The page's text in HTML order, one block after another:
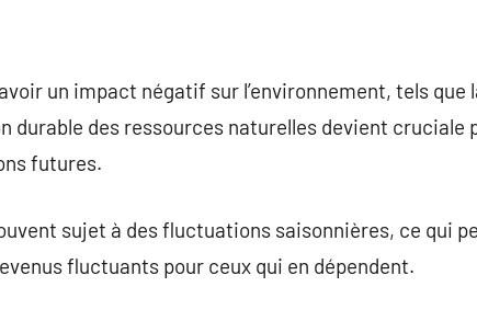
un impact négatif sur l’environnement, tels que
durable des ressources naturelles devient cruciale
futures.
sujet à des fluctuations saisonnières, ce qui
fluctuants pour ceux qui en dépendent.